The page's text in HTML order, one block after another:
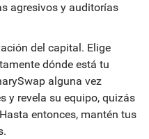
agresivos y auditorías
del capital. Elige
dónde está tu
alguna vez
y revela su equipo, quizás
entonces, mantén tus